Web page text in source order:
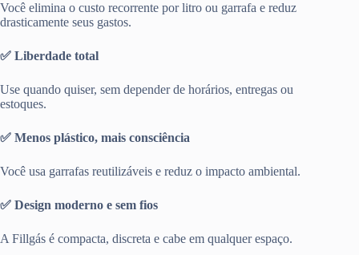
Você elimina o custo recorrente por litro ou garrafa e reduz
drasticamente seus gastos.
✅ Liberdade total
Use quando quiser, sem depender de horários, entregas ou
estoques.
✅ Menos plástico, mais consciência
Você usa garrafas reutilizáveis e reduz o impacto ambiental.
✅ Design moderno e sem fios
A Fillgás é compacta, discreta e cabe em qualquer espaço.